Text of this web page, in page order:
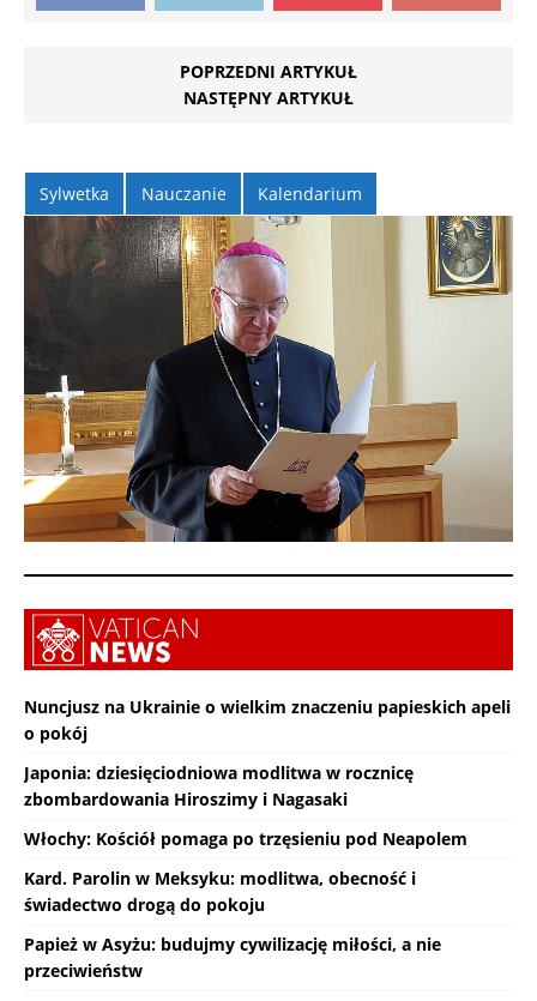
POPRZEDNI ARTYKUŁ
NASTĘPNY ARTYKUŁ
Sylwetka Nauczanie Kalendarium
Nuncjusz na Ukrainie o wielkim znaczeniu papieskich apeli
o pokój
Japonia: dziesięciodniowa modlitwa w rocznicę
zbombardowania Hiroszimy i Nagasaki
Włochy: Kościół pomaga po trzęsieniu pod Neapolem
Kard. Parolin w Meksyku: modlitwa, obecność i
świadectwo drogą do pokoju
Papież w Asyżu: budujmy cywilizację miłości, a nie
przeciwieństw